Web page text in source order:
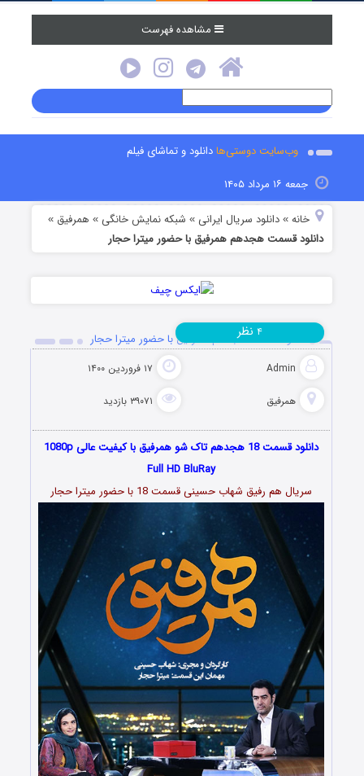
مشاهده فهرست
وب‌سایت دوستی‌هادانلود و تماشای فیلم
جمعه ۱۶ مرداد ۱۴۰۵
خانه »دانلود سریال ایرانی » شبکه نمایش خانگی » همرفیق »
دانلود قسمت هجدهم همرفیق با حضور میترا حجار
دانلود قسمت هجدهم همرفیق با حضور میترا حجار
Admin ۱۷ فروردین ۱۴۰۰
همرفیق ۳۹۰۷۱ بازدید
۴ نظر
دانلود قسمت 18 هجدهم تاک شو همرفیق با کیفیت عالی 1080p
Full HD BluRay
سریال هم رفیق شهاب حسینی قسمت 18 با حضور میترا حجار